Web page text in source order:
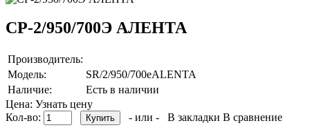
СР-2/950/700Э АЛЕНТА
Производитель:
Модель:
SR/2/950/700eALENTA
Наличие:
Есть в наличии
Цена: Узнать цену
Кол-во:
- или - В закладки В сравнение